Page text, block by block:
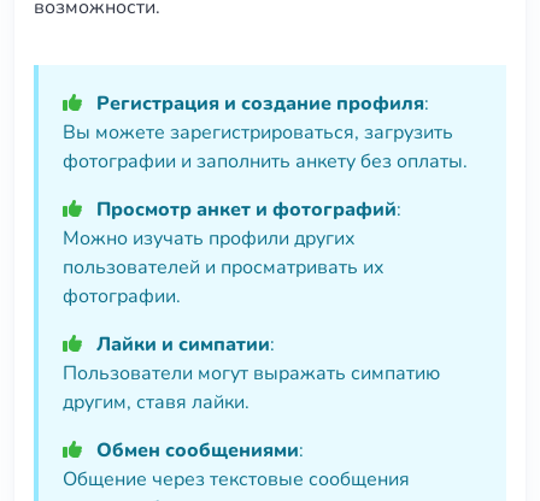
возможности.
Регистрация и создание профиля:
Вы можете зарегистрироваться, загрузить
фотографии и заполнить анкету без оплаты.
Просмотр анкет и фотографий:
Можно изучать профили других
пользователей и просматривать их
фотографии.
Лайки и симпатии:
Пользователи могут выражать симпатию
другим, ставя лайки.
Обмен сообщениями:
Общение через текстовые сообщения